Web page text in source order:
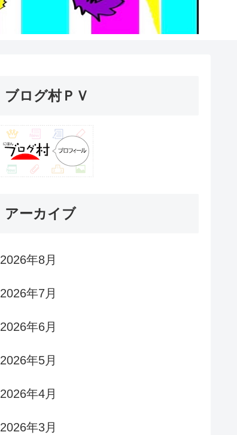
ブログ村ＰＶ
アーカイブ
2026年8月
2026年7月
2026年6月
2026年5月
2026年4月
2026年3月